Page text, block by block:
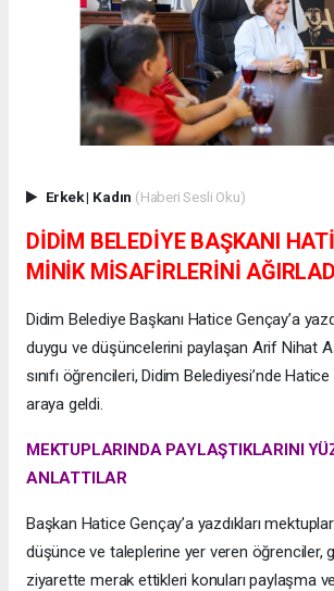
Erkek| Kadın (Haberi Sesli Oku)
DİDİM BELEDİYE BAŞKANI
MİNİK MİSAFİRLERİNİ
Didim Belediye Başkanı Hatice Gençay’a
duygu ve düşüncelerini paylaşan Arif Nihat
sınıfı öğrencileri, Didim Belediyesi’nde
araya geldi.
MEKTUPLARINDA PAYLAŞTIKLARINI
ANLATTILAR
Başkan Hatice Gençay’a yazdıkları
düşünce ve taleplerine yer veren öğrenciler,
ziyarette merak ettikleri konuları paylaşma ve